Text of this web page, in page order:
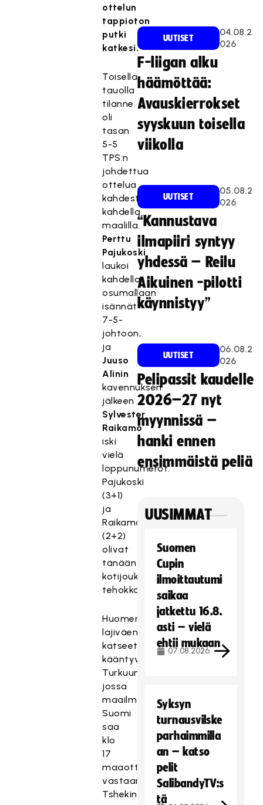
ottelun
tappioton
putki
katkesi.
Toisella
tauolla
tilanne
oli
tasan
5-5
TPS:n
johdettua
ottelua
kahdesti
kahdella
maalilla.
Perttu
Pajukoski
laukoi
kahdella
osumallaan
isännät
7-5-
johtoon,
ja
Juuso
Alinin
kavennuksen
jälkeen
Sylvester
Raikamo
iski
vielä
loppunumerot.
Pajukoski
(3+1)
ja
Raikamo
(2+2)
olivat
tänään
kotijoukkueen
tehokkaimmat.
Huomenna
lajiväen
katseet
kääntyvät
Turkuun,
jossa
maailmanmestari
Suomi
saa
klo
17
maaottelussa
vastaansa
Tshekin.
UUTISET
04.08.2
026
F-liigan alku
häämöttää:
Avauskierrokset
syyskuun toisella
viikolla
UUTISET
05.08.2
026
“Kannustava
ilmapiiri syntyy
yhdessä – Reilu
Aikuinen -pilotti
käynnistyy”
UUTISET
06.08.2
026
Pelipassit kaudelle
2026–27 nyt
myynnissä –
hanki ennen
ensimmäistä peliä
UUSIMMAT
Suomen
Cupin
ilmoittautumi
saikaa
jatkettu 16.8.
asti – vielä
ehtii mukaan
07.08.2026
Syksyn
turnausvilske
parhaimmilla
an – katso
pelit
SalibandyTV:s
tä